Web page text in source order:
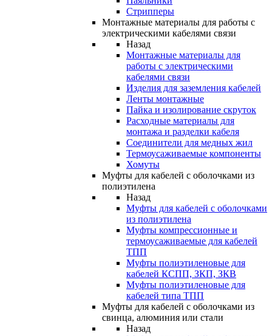
Стрипперы
Монтажные материалы для работы с
электрическими кабелями связи
Назад
Монтажные материалы для
работы с электрическими
кабелями связи
Изделия для заземления кабелей
Ленты монтажные
Пайка и изолирование скруток
Расходные материалы для
монтажа и разделки кабеля
Соединители для медных жил
Термоусаживаемые компоненты
Хомуты
Муфты для кабелей с оболочками из
полиэтилена
Назад
Муфты для кабелей с оболочками
из полиэтилена
Муфты компрессионные и
термоусаживаемые для кабелей
ТПП
Муфты полиэтиленовые для
кабелей КСПП, ЗКП, ЗКВ
Муфты полиэтиленовые для
кабелей типа ТПП
Муфты для кабелей с оболочками из
свинца, алюминия или стали
Назад